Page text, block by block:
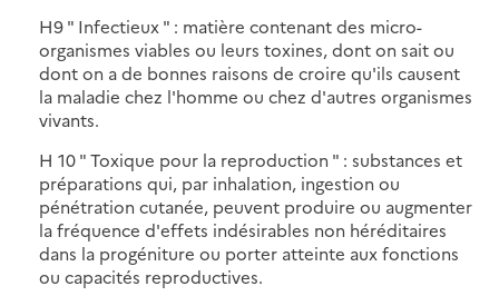
H9 " Infectieux " : matière contenant des micro-
organismes viables ou leurs toxines, dont on sait ou
dont on a de bonnes raisons de croire qu'ils causent
la maladie chez l'homme ou chez d'autres organismes
vivants.
H 10 " Toxique pour la reproduction " : substances et
préparations qui, par inhalation, ingestion ou
pénétration cutanée, peuvent produire ou augmenter
la fréquence d'effets indésirables non héréditaires
dans la progéniture ou porter atteinte aux fonctions
ou capacités reproductives.